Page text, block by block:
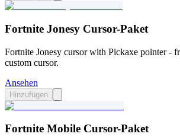
Fortnite Jonesy Cursor-Paket
Fortnite Jonesy cursor with Pickaxe pointer -
custom cursor.
Ansehen
Hinzufügen
Fortnite Mobile Cursor-Paket